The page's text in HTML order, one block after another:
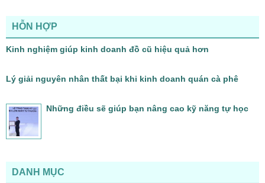
HỖN HỢP
Kinh nghiệm giúp kinh doanh đồ cũ hiệu quả hơn
Lý giải nguyên nhân thất bại khi kinh doanh quán cà phê
Những điều sẽ giúp bạn nâng cao kỹ năng tự học
DANH MỤC